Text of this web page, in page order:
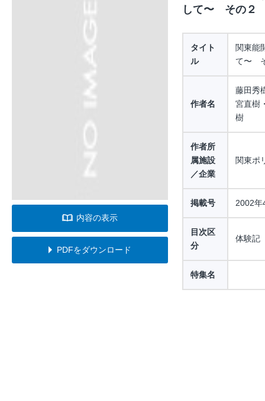
内容の表示
PDFをダウンロード
して〜 その２
タイト
ル
関東能
て〜
作者名
藤田秀
宮直樹
樹
作者所
属施設
／企業
関東ポ
掲載号 2002年
目次区
分
体験記
特集名